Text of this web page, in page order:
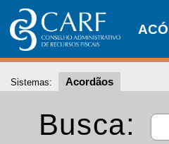
Sistemas: Acordãos
Busca: